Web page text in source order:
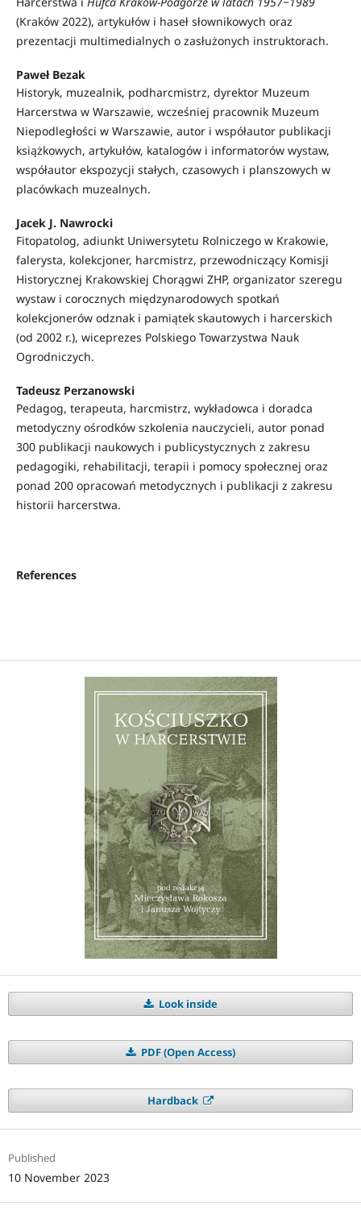
(Kraków 2022), artykułów i haseł słownikowych oraz
prezentacji multimedialnych o zasłużonych instruktorach.
Paweł Bezak
Historyk, muzealnik, podharcmistrz, dyrektor Muzeum
Harcerstwa w Warszawie, wcześniej pracownik Muzeum
Niepodległości w Warszawie, autor i współautor publikacji
książkowych, artykułów, katalogów i informatorów wystaw,
współautor ekspozycji stałych, czasowych i planszowych w
placówkach muzealnych.
Jacek J. Nawrocki
Fitopatolog, adiunkt Uniwersytetu Rolniczego w Krakowie,
falerysta, kolekcjoner, harcmistrz, przewodniczący Komisji
Historycznej Krakowskiej Chorągwi ZHP, organizator szeregu
wystaw i corocznych międzynarodowych spotkań
kolekcjonerów odznak i pamiątek skautowych i harcerskich
(od 2002 r.), wiceprezes Polskiego Towarzystwa Nauk
Ogrodniczych.
Tadeusz Perzanowski
Pedagog, terapeuta, harcmistrz, wykładowca i doradca
metodyczny ośrodków szkolenia nauczycieli, autor ponad
300 publikacji naukowych i publicystycznych z zakresu
pedagogiki, rehabilitacji, terapii i pomocy społecznej oraz
ponad 200 opracowań metodycznych i publikacji z zakresu
historii harcerstwa.
References
Look inside
PDF (Open Access)
Hardback
Published
10 November 2023